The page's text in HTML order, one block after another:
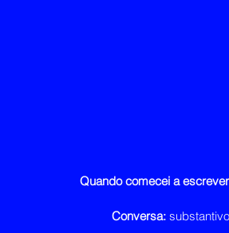
Quando comecei a
Conversa: